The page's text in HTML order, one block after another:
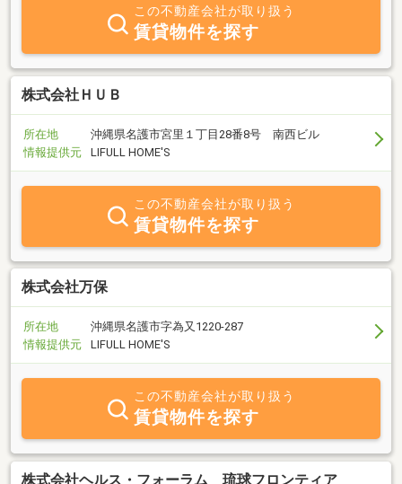
この不動産会社が取り扱う
賃貸物件を探す
株式会社ＨＵＢ
所在地
沖縄県名護市宮里１丁目28番8号 南西ビル
情報提供元
LIFULL HOME'S
この不動産会社が取り扱う
賃貸物件を探す
株式会社万保
所在地
沖縄県名護市字為又1220-287
情報提供元
LIFULL HOME'S
この不動産会社が取り扱う
賃貸物件を探す
株式会社ヘルス・フォーラム 琉球フロンティア